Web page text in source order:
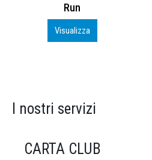
Cuffia Poliestere
Inizia a Personalizzare
I nostri servizi
CARTA CLUB